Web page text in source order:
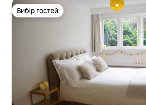
Вибір гостей
Вибір гостей